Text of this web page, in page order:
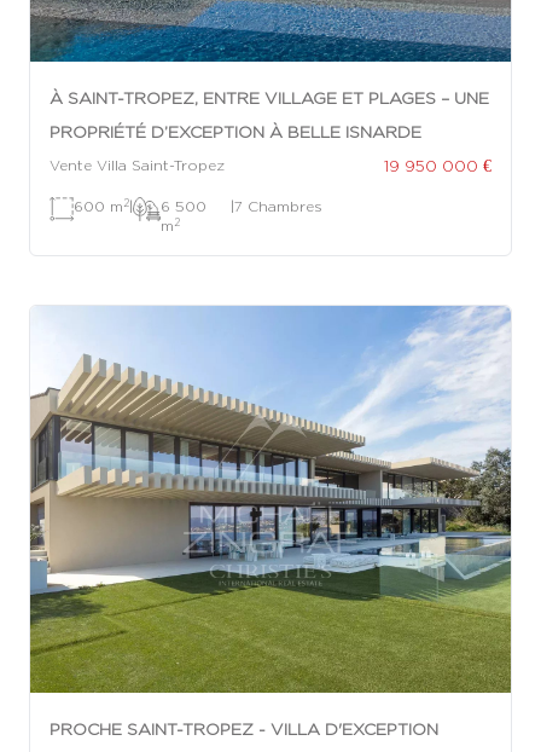
À SAINT-TROPEZ, ENTRE VILLAGE ET PLAGES – UNE
PROPRIÉTÉ D’EXCEPTION À BELLE ISNARDE
Vente Villa Saint-Tropez 19 950 000 €
600 m 2|
6 500
m 2
|7 Chambres
PROCHE SAINT-TROPEZ - VILLA D'EXCEPTION